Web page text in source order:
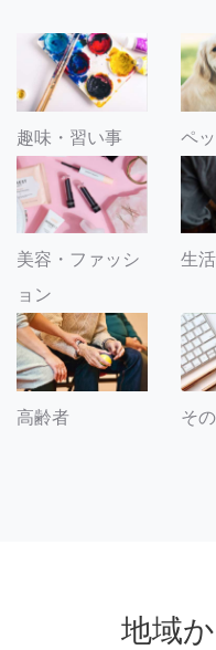
趣味・習い事 ペ
美容・ファッシ
ョン
生
高齢者 そ
地域